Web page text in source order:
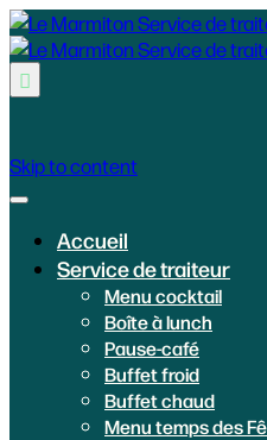

Skip to content
Accueil
Service de traiteur
Menu cocktail
Boîte à lunch
Pause-café
Buffet froid
Buffet chaud
Menu temps des